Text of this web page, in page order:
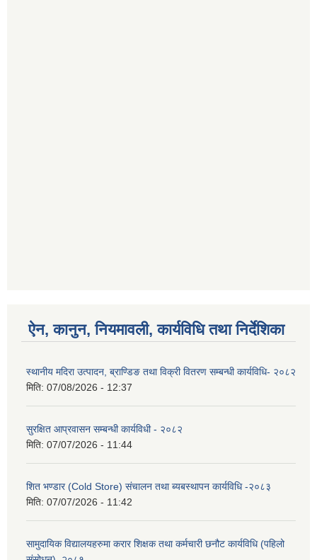
ऐन, कानुन, नियमावली, कार्यविधि तथा निर्देशिका
स्थानीय मदिरा उत्पादन, ब्राण्डिङ तथा विक्री वितरण सम्बन्धी कार्यविधि- २०८२
मिति: 07/08/2026 - 12:37
सुरक्षित आप्रवासन सम्बन्धी कार्यविधी - २०८२
मिति: 07/07/2026 - 11:44
शित भण्डार (Cold Store) संचालन तथा ब्यबस्थापन कार्यविधि -२०८३
मिति: 07/07/2026 - 11:42
सामुदायिक विद्यालयहरुमा करार शिक्षक तथा कर्मचारी छनौट कार्यविधि (पहिलो